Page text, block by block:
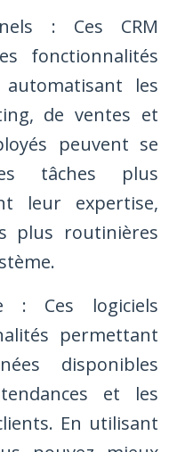
: Ces CRM
fonctionnalités
automatisant les
de ventes et
peuvent se
tâches plus
leur expertise,
plus routinières
: Ces logiciels
permettant
disponibles
et les
En utilisant